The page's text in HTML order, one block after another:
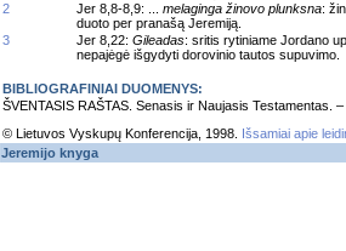
2
Jer 8,8-8,9: ... melaginga žinovo plunksna:
duoto per pranašą Jeremiją.
3
Jer 8,22: Gileadas: sritis rytiniame Jordano
nepajėgė išgydyti dorovinio tautos supuvimo.
BIBLIOGRAFINIAI DUOMENYS:
ŠVENTASIS RAŠTAS. Senasis ir Naujasis Testamentas.
© Lietuvos Vyskupų Konferencija, 1998.
Išsamiai apie
Jeremijo knyga